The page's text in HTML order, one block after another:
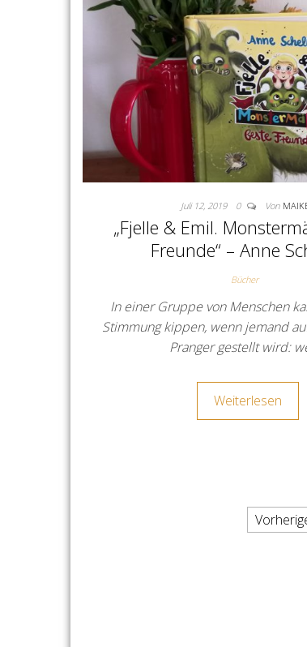
Juli 12, 2019 0 Von
„Fjelle & Emil.
Freunde“ – Anne
Bücher
In einer Gruppe von Menschen
Stimmung kippen, wenn jemand
Pranger gestellt wird:
Weiterlesen